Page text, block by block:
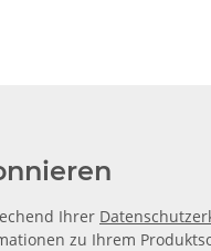
Ihrer
zu Ihrem